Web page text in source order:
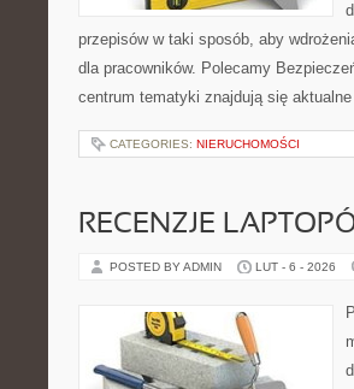
przepisów w taki sposób, aby
dla pracowników. Polecamy
centrum tematyki znajdują się
CATEGORIES: NIERUCHOMOŚCI
RECENZJE
POSTED BY ADMIN LUT - 6 - 2026